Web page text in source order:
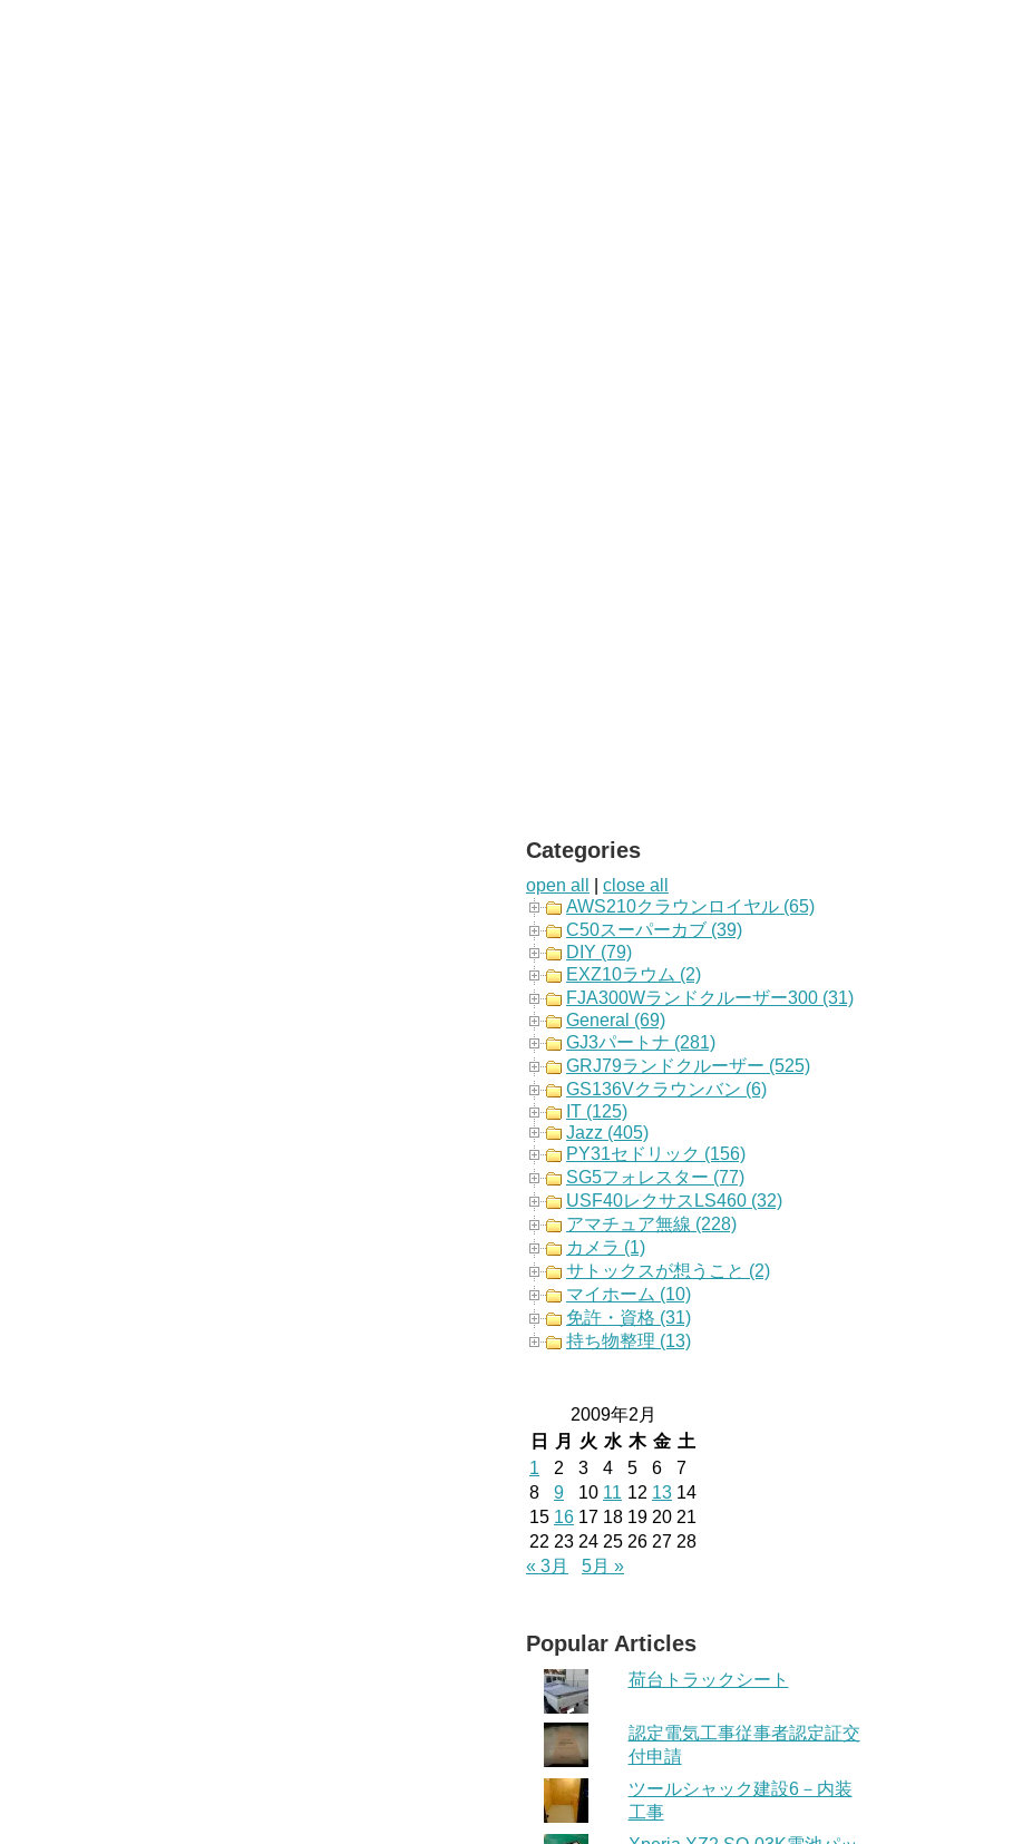
Categories
open all
close all
AWS210クラウンロイヤル (65)
C50スーパーカブ (39)
DIY (79)
EXZ10ラウム (2)
FJA300Wランドクルーザー300 (31)
General (69)
GJ3パートナ (281)
GRJ79ランドクルーザー (525)
GS136Vクラウンバン (6)
IT (125)
Jazz (405)
PY31セドリック (156)
SG5フォレスター (77)
USF40レクサスLS460 (32)
アマチュア無線 (228)
カメラ (1)
サトックスが想うこと (2)
マイホーム (10)
免許・資格 (31)
持ち物整理 (13)
2009年2月
日
月 火 水 木 金 土
1
2 3 4 5 6
7
8
9 10 11 12 13 14
15 16 17 18 19 20 21
22 23 24 25 26 27 28
« 3月
5月 »
Popular Articles
荷台トラックシート
認定電気工事従事者認定証交
付申請
ツールシャック建設6－内装
工事